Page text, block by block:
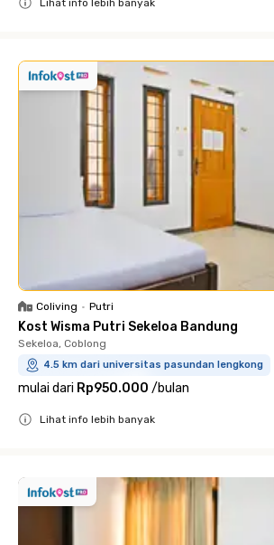
Coliving • Putri
Kost Wisma Putri Sekeloa Bandung
Sekeloa, Coblong
4.5 km dari universitas pasundan lengkong
mulai dari Rp950.000 /bulan
Lihat info lebih banyak